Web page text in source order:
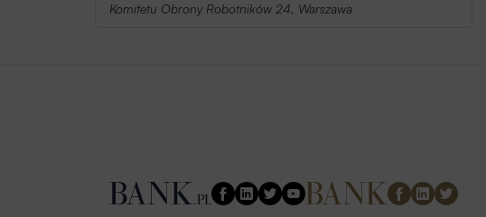
Komitetu Obrony Robotników 24, Warszawa